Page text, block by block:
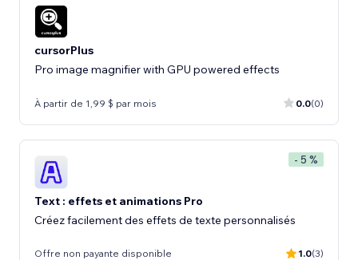
cursorPlus
Pro image magnifier with GPU powered effects
À partir de 1,99 $ par mois 0.0(0)
- 5 %
Text : effets et animations Pro
Créez facilement des effets de texte personnalisés
Offre non payante disponible 1.0(3)